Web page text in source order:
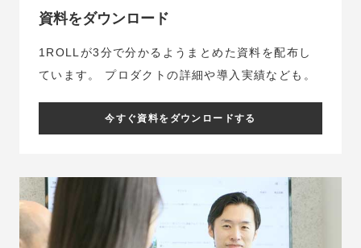
資料をダウンロード
1ROLLが3分で分かるようまとめた資料を配布し
ています。
プロダクトの詳細や導入実績なども。
今すぐ資料をダウンロードする